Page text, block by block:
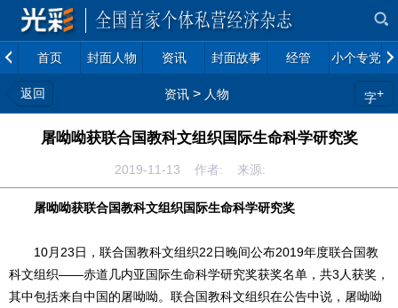
首页 封面人物 资讯 封面故事 经管 小个专党建
返回 资讯 > 人物 字+
屠呦呦获联合国教科文组织国际生命科学研究奖
2019-11-13 作者: 来源:
屠呦呦获联合国教科文组织国际生命科学研究奖
10月23日，联合国教科文组织22日晚间公布2019年度联合国教
科文组织——赤道几内亚国际生命科学研究奖获奖名单，共3人获奖，
其中包括来自中国的屠呦呦。联合国教科文组织在公告中说，屠呦呦